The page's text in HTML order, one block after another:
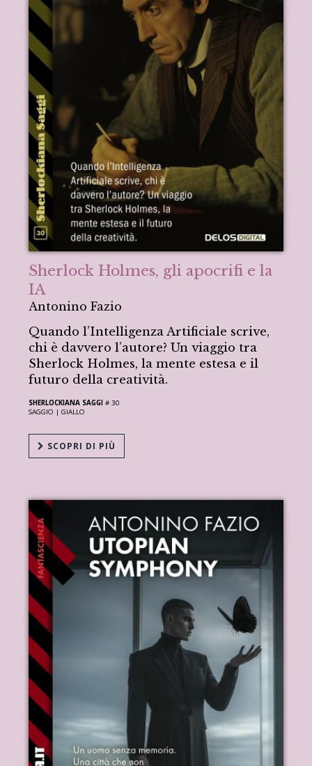
Sherlock Holmes, gli apocrifi e la
IA
Antonino Fazio
Quando l’Intelligenza Artificiale scrive,
chi è davvero l’autore? Un viaggio tra
Sherlock Holmes, la mente estesa e il
futuro della creatività.
SHERLOCKIANA SAGGI # 30
SAGGIO |GIALLO
SCOPRI DI PIÙ